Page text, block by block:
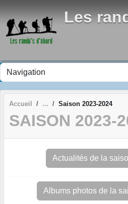
Les
Accueil Saison 2023-2024
SAISON 2023-
Actualités de la
Albums photos de la